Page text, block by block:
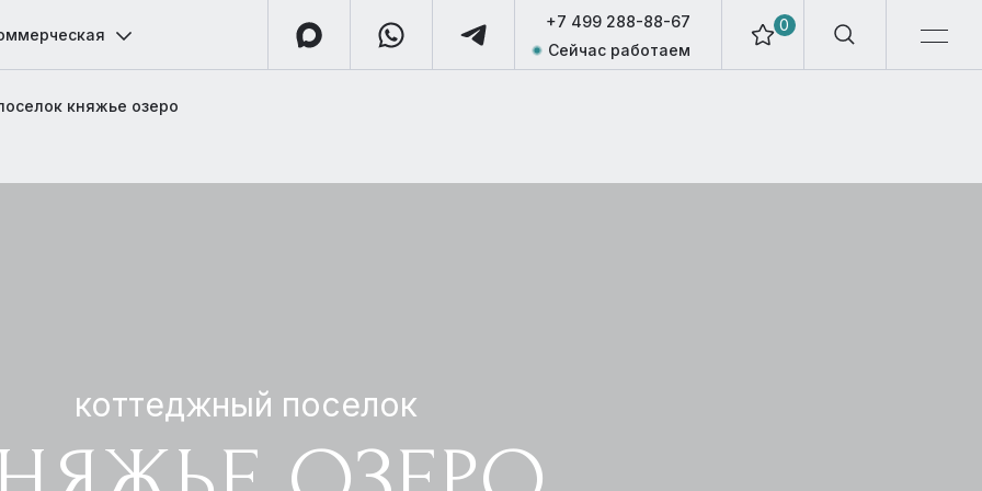
0
+7 499 288-88-67
Сейчас работаем
княжье озеро
коттеджный поселок